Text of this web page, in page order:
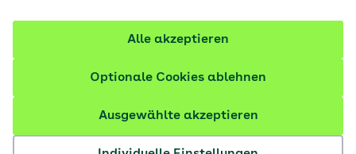
Ausgewählte akzeptieren
Optionale Cookies ablehnen
Alle akzeptieren
Filter und Ergebnisse
Auf Basis Ihrer Suchanfrage werden
angezeigt.
Ergebnisse
117 Ergebnisse